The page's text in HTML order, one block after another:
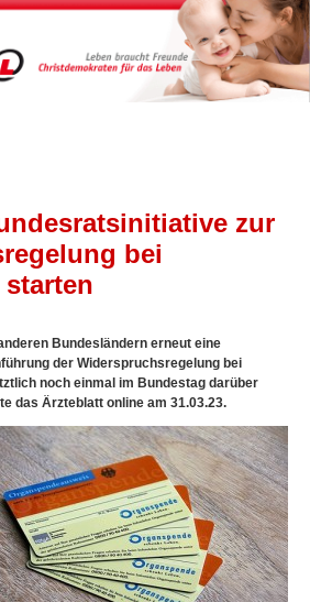
zur
bei
Bundesländern erneut eine
der Widerspruchsregelung bei
noch einmal im Bundestag darüber
das Ärzteblatt online am 31.03.23.